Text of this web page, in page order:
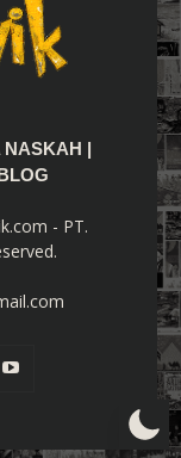
NASKAH
BLOG
- PT.